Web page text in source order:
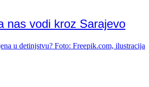
nas vodi kroz Sarajevo